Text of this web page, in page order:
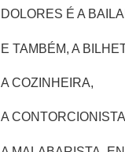
DOLORES É A
E TAMBÉM, A
A COZINHEIRA,
A